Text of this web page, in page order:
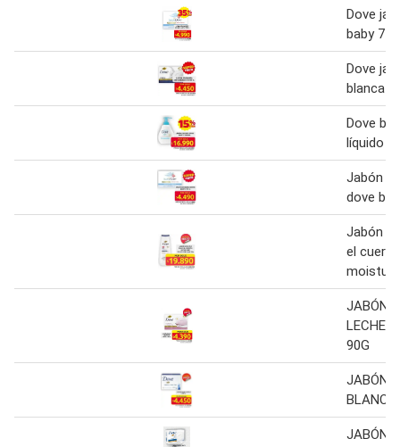
Dove
baby 75
Dove
blanca
Dove
líquido
Jabón
dove
Jabón
el
JABÓN
LECHE
90G
JABÓN
JABÓN